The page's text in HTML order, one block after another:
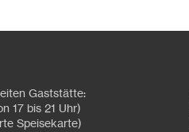
Gaststätte:
17 bis 21 Uhr)
Speisekarte)